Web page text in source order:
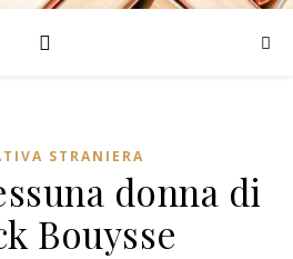
STRANIERA
donna di
Bouysse